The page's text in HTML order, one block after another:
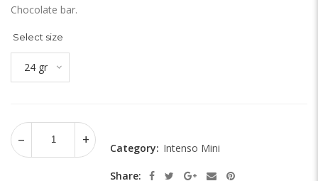
Chocolate bar.
Select size
24 gr
Category: Intenso Mini
Share: